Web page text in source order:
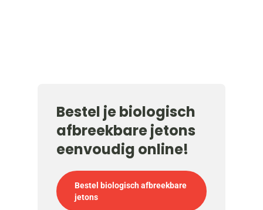
Bestel je biologisch
afbreekbare jetons
eenvoudig online!
Bestel biologisch afbreekbare
jetons